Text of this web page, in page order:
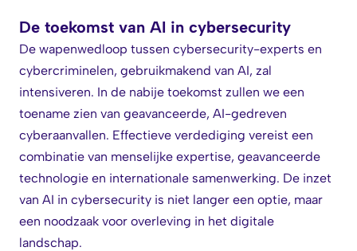
De toekomst van AI in cybersecurity
De wapenwedloop tussen cybersecurity-experts en
cybercriminelen, gebruikmakend van AI, zal
intensiveren. In de nabije toekomst zullen we een
toename zien van geavanceerde, AI-gedreven
cyberaanvallen. Effectieve verdediging vereist een
combinatie van menselijke expertise, geavanceerde
technologie en internationale samenwerking. De inzet
van AI in cybersecurity is niet langer een optie, maar
een noodzaak voor overleving in het digitale
landschap.